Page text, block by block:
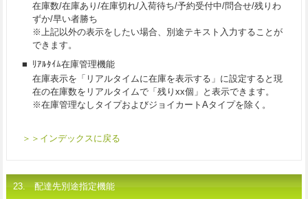
在庫数/在庫あり/在庫切れ/入荷待ち/予約受付中/問合せ/残りわ
ずか/早い者勝ち
※上記以外の表示をしたい場合、別途テキスト入力することが
できます。
■ ﾘｱﾙﾀｲﾑ在庫管理機能
在庫表示を「リアルタイムに在庫を表示する」に設定すると現
在の在庫数をリアルタイムで「残りxx個」と表示できます。
※在庫管理なしタイプおよびジョイカートAタイプを除く。
＞＞インデックスに戻る
23. 配達先別途指定機能